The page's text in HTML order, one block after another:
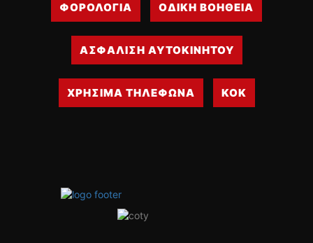
ΦΟΡΟΛΟΓΙΑ ΟΔΙΚΗ ΒΟΗΘΕΙΑ
ΑΣΦΑΛΙΣΗ ΑΥΤΟΚΙΝΗΤΟΥ
ΧΡΗΣΙΜΑ ΤΗΛΕΦΩΝΑ ΚΟΚ